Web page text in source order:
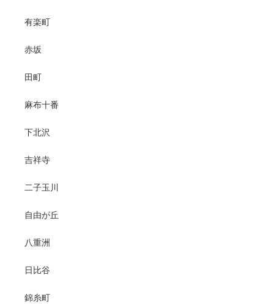
有楽町
赤坂
田町
麻布十番
下北沢
吉祥寺
二子玉川
自由が丘
八重洲
日比谷
錦糸町